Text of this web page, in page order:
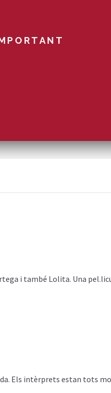
i també Lolita. Una
Els intèrprets estan tots